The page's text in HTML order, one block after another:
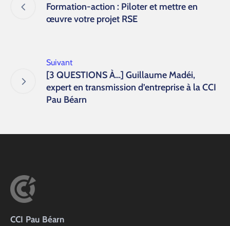
Formation-action : Piloter et mettre en
œuvre votre projet RSE
Suivant
[3 QUESTIONS À…] Guillaume Madéi,
expert en transmission d’entreprise à la CCI
Pau Béarn
CCI Pau Béarn